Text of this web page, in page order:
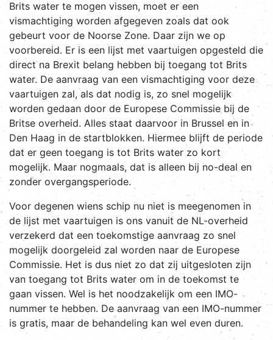
Brits water te mogen vissen, moet er een
vismachtiging worden afgegeven zoals dat ook
gebeurt voor de Noorse Zone. Daar zijn we op
voorbereid. Er is een lijst met vaartuigen opgesteld die
direct na Brexit belang hebben bij toegang tot Brits
water. De aanvraag van een vismachtiging voor deze
vaartuigen zal, als dat nodig is, zo snel mogelijk
worden gedaan door de Europese Commissie bij de
Britse overheid. Alles staat daarvoor in Brussel en in
Den Haag in de startblokken. Hiermee blijft de periode
dat er geen toegang is tot Brits water zo kort
mogelijk. Maar nogmaals, dat is alleen bij no-deal en
zonder overgangsperiode.
Voor degenen wiens schip nu niet is meegenomen in
de lijst met vaartuigen is ons vanuit de NL-overheid
verzekerd dat een toekomstige aanvraag zo snel
mogelijk doorgeleid zal worden naar de Europese
Commissie. Het is dus niet zo dat zij uitgesloten zijn
van toegang tot Brits water om in de toekomst te
gaan vissen. Wel is het noodzakelijk om een IMO-
nummer te hebben. De aanvraag van een IMO-nummer
is gratis, maar de behandeling kan wel even duren.